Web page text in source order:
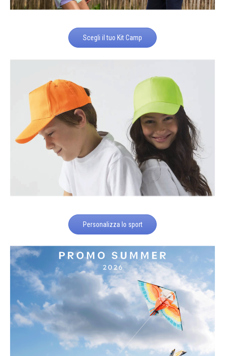
Scegli il tuo Kit Camp
Personalizza lo sport